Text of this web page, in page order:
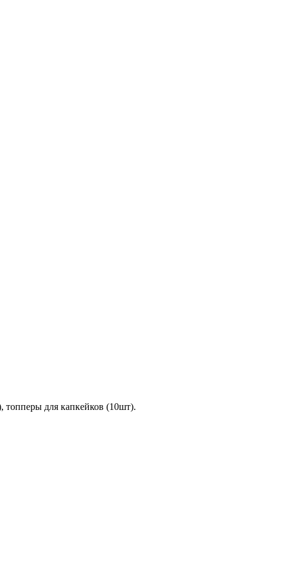
топперы для капкейков (10шт).